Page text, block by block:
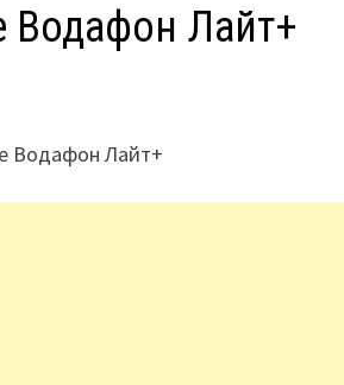
Водафон Лайт+
Водафон Лайт+